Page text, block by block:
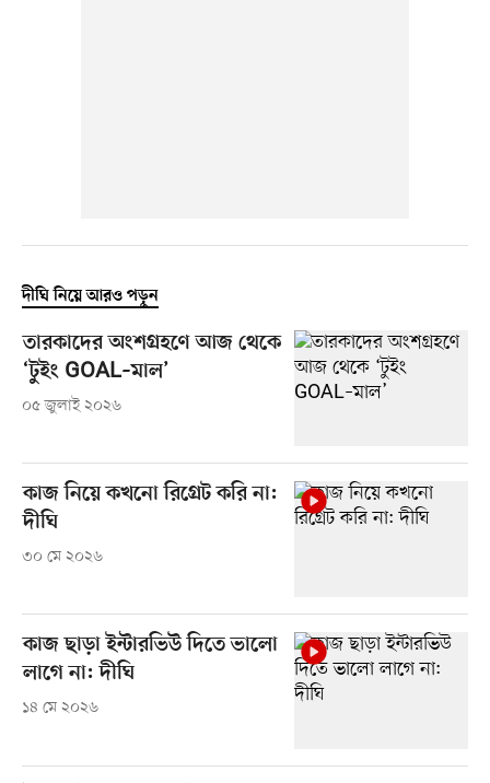
দীঘি নিয়ে আরও পড়ুন
তারকাদের অংশগ্রহণে আজ থেকে
‘টুইং GOAL–মাল’
০৫ জুলাই ২০২৬
কাজ নিয়ে কখনো রিগ্রেট করি না:
দীঘি
৩০ মে ২০২৬
কাজ ছাড়া ইন্টারভিউ দিতে ভালো
লাগে না: দীঘি
১৪ মে ২০২৬